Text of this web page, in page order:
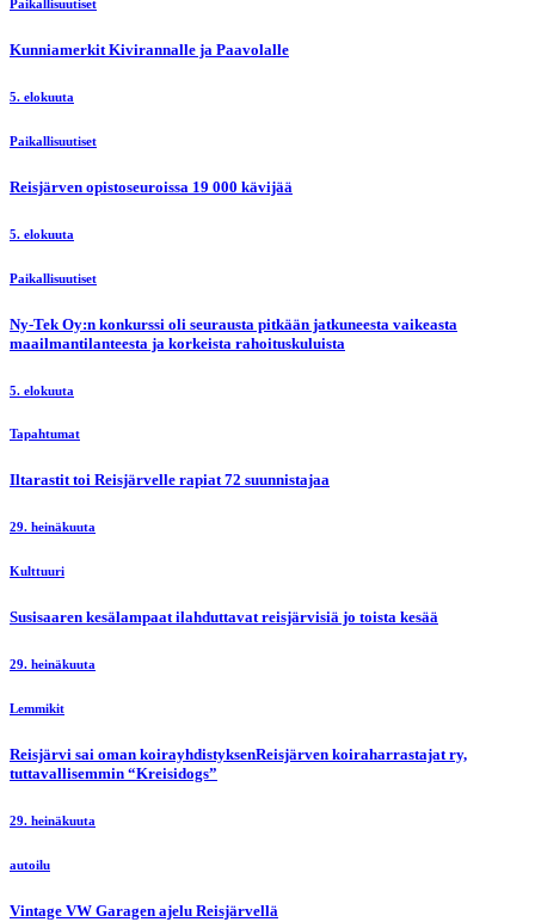
Paikallisuutiset
Kunniamerkit Kivirannalle ja Paavolalle
5. elokuuta
Paikallisuutiset
Reisjärven opistoseuroissa 19 000 kävijää
5. elokuuta
Paikallisuutiset
Ny-Tek Oy:n konkurssi oli seurausta pitkään jatkuneesta vaikeasta
maailmantilanteesta ja korkeista rahoituskuluista
5. elokuuta
Tapahtumat
Iltarastit toi Reisjärvelle rapiat 72 suunnistajaa
29. heinäkuuta
Kulttuuri
Susisaaren kesälampaat ilahduttavat reisjärvisiä jo toista kesää
29. heinäkuuta
Lemmikit
Reisjärvi sai oman koirayhdistyksenReisjärven koiraharrastajat ry,
tuttavallisemmin “Kreisidogs”
29. heinäkuuta
autoilu
Vintage VW Garagen ajelu Reisjärvellä